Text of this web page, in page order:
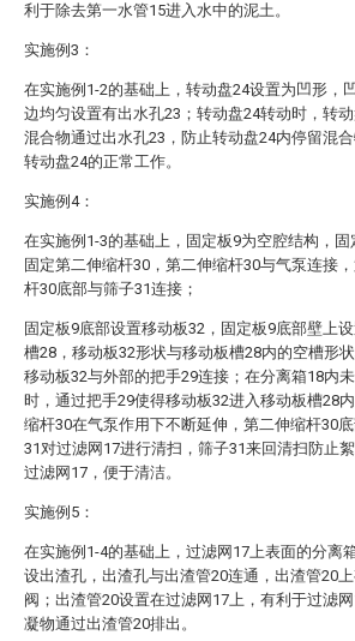
利于除去第一水管15进入水中的泥土。
实施例3：
在实施例1-2的基础上，转动盘24设置为凹形，
边均匀设置有出水孔23；转动盘24转动时，转
混合物通过出水孔23，防止转动盘24内停留混
转动盘24的正常工作。
实施例4：
在实施例1-3的基础上，固定板9为空腔结构，固
固定第二伸缩杆30，第二伸缩杆30与气泵连接
杆30底部与筛子31连接；
固定板9底部设置移动板32，固定板9底部壁上
槽28，移动板32形状与移动板槽28内的空槽形状
移动板32与外部的把手29连接；在分离箱18内
时，通过把手29使得移动板32进入移动板槽28
缩杆30在气泵作用下不断延伸，第二伸缩杆30
31对过滤网17进行清扫，筛子31来回清扫防止
过滤网17，便于清洁。
实施例5：
在实施例1-4的基础上，过滤网17上表面的分离
设出渣孔，出渣孔与出渣管20连通，出渣管20上
阀；出渣管20设置在过滤网17上，有利于过滤
凝物通过出渣管20排出。